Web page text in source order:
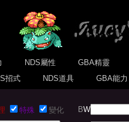
NDS屬性
GBA精靈
招式 NDS道具 GBA能
特殊
變化
BW